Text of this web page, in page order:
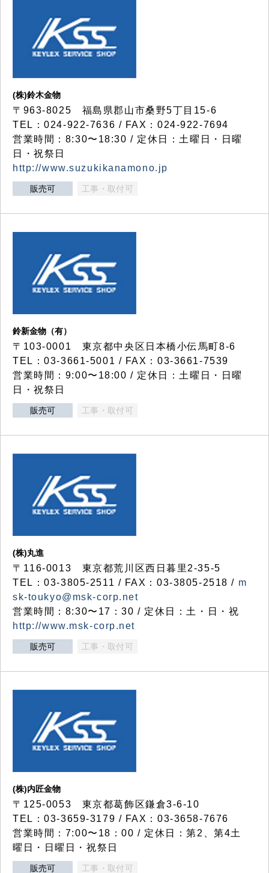
(株)鈴木金物
〒963-8025 福島県郡山市桑野5丁目15-6
TEL：024-922-7636 / FAX：024-922-7694
営業時間：8:30〜18:30 / 定休日：土曜日・日曜
日・祝祭日
http://www.suzukikanamono.jp
販売可 工事・取付可
鈴新金物（有）
〒103-0001 東京都中央区日本橋小伝馬町8-6
TEL：03-3661-5001 / FAX：03-3661-7539
営業時間：9:00〜18:00 / 定休日：土曜日・日曜
日・祝祭日
販売可 工事・取付可
(株)丸進
〒116-0013 東京都荒川区西日暮里2-35-5
TEL：03-3805-2511 / FAX：03-3805-2518 / m
sk-toukyo@msk-corp.net
営業時間：8:30〜17：30 / 定休日：土・日・祝
http://www.msk-corp.net
販売可 工事・取付可
(株)内匠金物
〒125-0053 東京都葛飾区鎌倉3-6-10
TEL：03-3659-3179 / FAX：03-3658-7676
営業時間：7:00〜18：00 / 定休日：第2、第4土
曜日・日曜日・祝祭日
販売可 工事・取付可